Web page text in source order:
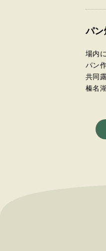
パン
場内
パン
共同
榛名